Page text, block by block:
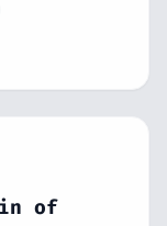
la TV y un
of